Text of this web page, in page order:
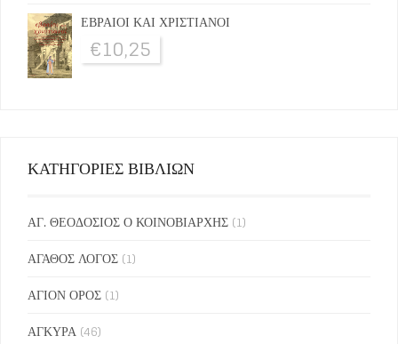
ΕΒΡΑΙΟΙ ΚΑΙ ΧΡΙΣΤΙΑΝΟΙ
€10,25
ΚΑΤΗΓΟΡΙΕΣ ΒΙΒΛΙΩΝ
ΑΓ. ΘΕΟΔΟΣΙΟΣ Ο ΚΟΙΝΟΒΙΑΡΧΗΣ (1)
ΑΓΑΘΟΣ ΛΟΓΟΣ (1)
ΑΓΙΟΝ ΟΡΟΣ (1)
ΑΓΚΥΡΑ (46)